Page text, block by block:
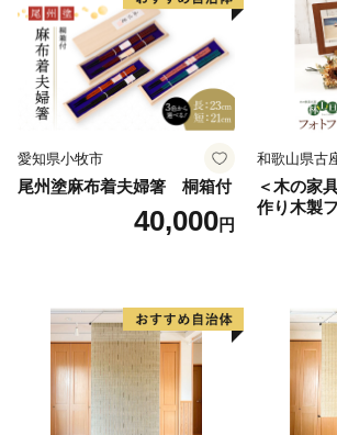
寄せ 送料
愛知県小牧市
尾州塗麻布着夫婦箸 桐箱付
40,000円
和歌山県古
＜木の家
作り木製